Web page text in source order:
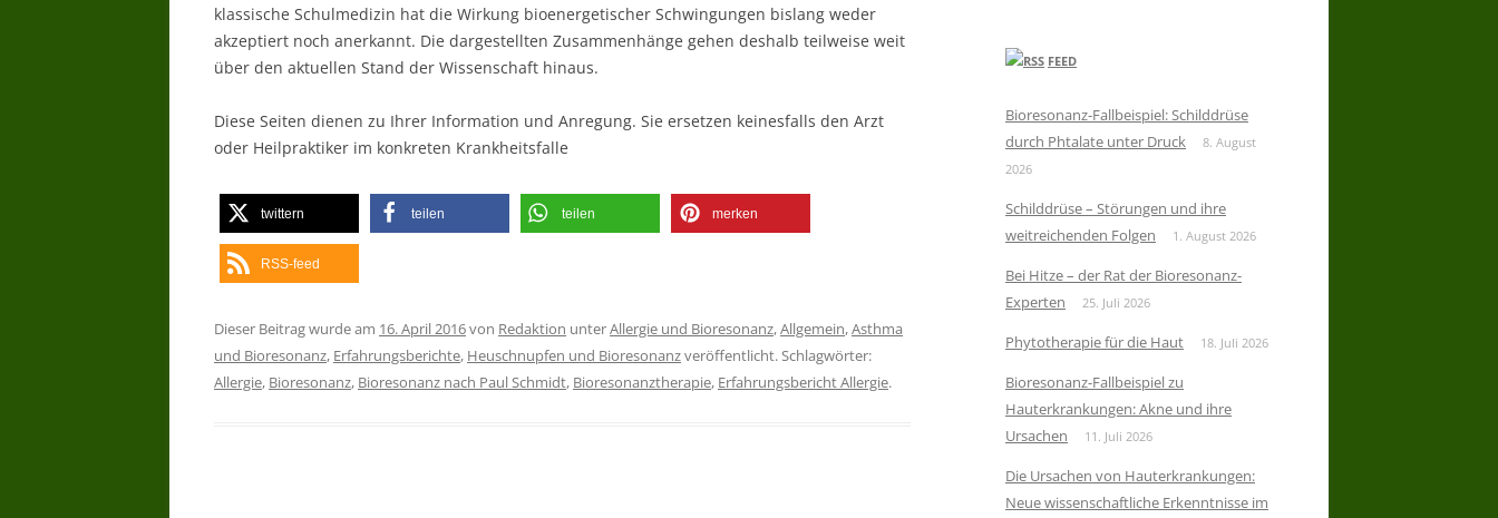
klassische Schulmedizin hat die Wirkung bioenergetischer Schwingungen bislang weder
akzeptiert noch anerkannt. Die dargestellten Zusammenhänge gehen deshalb teilweise weit
über den aktuellen Stand der Wissenschaft hinaus.
Diese Seiten dienen zu Ihrer Information und Anregung. Sie ersetzen keinesfalls den Arzt
oder Heilpraktiker im konkreten Krankheitsfalle
twittern teilen teilen merken
RSS-feed
Dieser Beitrag wurde am 16. April 2016von Redaktion unterAllergie und Bioresonanz,Allgemein,Asthma
und Bioresonanz, Erfahrungsberichte, Heuschnupfen und Bioresonanzveröffentlicht. Schlagwörter:
Allergie, Bioresonanz, Bioresonanz nach Paul Schmidt, Bioresonanztherapie, Erfahrungsbericht Allergie.
FEED
Bioresonanz-Fallbeispiel: Schilddrüse
durch Phtalate unter Druck
8. August
2026
Schilddrüse – Störungen und ihre
weitreichenden Folgen
1. August 2026
Bei Hitze – der Rat der Bioresonanz-
Experten
25. Juli 2026
Phytotherapie für die Haut 18. Juli 2026
Bioresonanz-Fallbeispiel zu
Hauterkrankungen: Akne und ihre
Ursachen
11. Juli 2026
Die Ursachen von Hauterkrankungen:
Neue wissenschaftliche Erkenntnisse im